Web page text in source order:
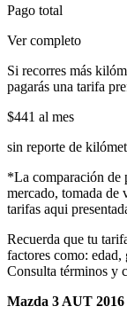
Pago total
Ver completo
Si recorres más
pagarás una tarifa
$441 al mes
sin reporte de
*La comparación de
mercado, tomada de
tarifas aqui
Recuerda que tu
factores como:
Consulta términos y
Mazda 3 AUT 2016